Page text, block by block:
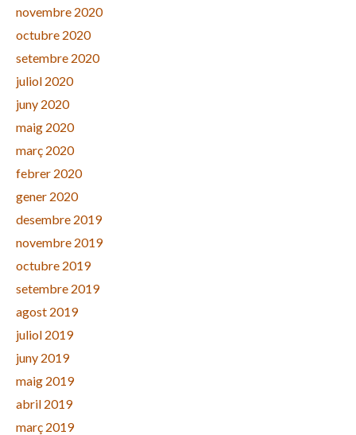
novembre 2020
octubre 2020
setembre 2020
juliol 2020
juny 2020
maig 2020
març 2020
febrer 2020
gener 2020
desembre 2019
novembre 2019
octubre 2019
setembre 2019
agost 2019
juliol 2019
juny 2019
maig 2019
abril 2019
març 2019